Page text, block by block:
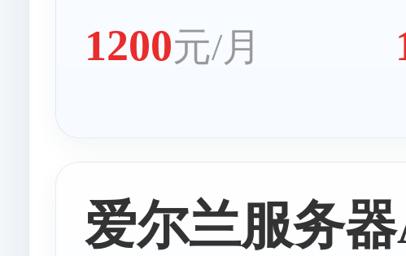
1200元/月
爱尔兰服务